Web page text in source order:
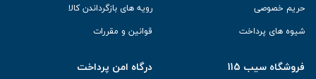
حریم خصوصی
شیوه های پرداخت
رویه های بازگرداندن کالا
قوانین و مقررات
فروشگاه سیب 115 درگاه امن پرداخت